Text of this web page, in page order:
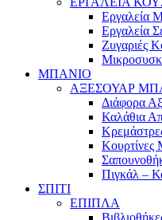
Εργαλεία
Εργαλεία
Ζυγαριές
ΜΠΑΝΙΟ
ΑΞΕΣΟΥΑΡ
Διάφορα
Καλάθια
Κουρτίνες
Πιγκάλ –
ΣΠΙΤΙ
ΕΠΙΠΛΑ